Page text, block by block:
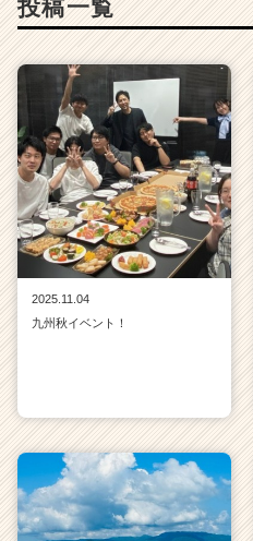
投稿一覧
2025.11.04
九州秋イベント！